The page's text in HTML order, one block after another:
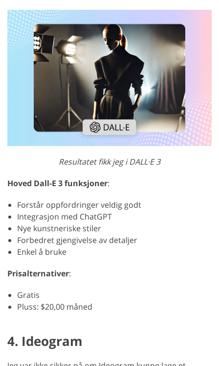
Resultatet fikk jeg i DALL·E 3
Hoved Dall-E 3 funksjoner:
Forstår oppfordringer veldig godt
Integrasjon med ChatGPT
Nye kunstneriske stiler
Forbedret gjengivelse av detaljer
Enkel å bruke
Prisalternativer:
Gratis
Pluss: $20,00 måned
4. Ideogram